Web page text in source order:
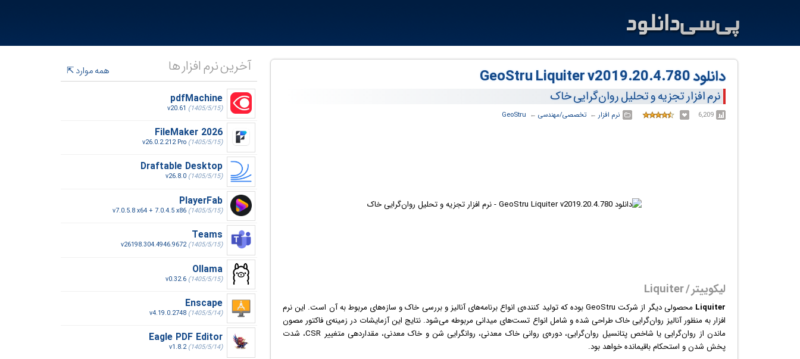
دانلود GeoStru Liquiter v2019.20.4.780
نرم افزار تجزیه و تحلیل روان‌گرایی خاک
6,209 نرم افزار ← ‏تخصصی/مهندسی ← ‏
GeoStru
لیکوییتر / Liquiter
Liquiter محصولی دیگر از شرکت GeoStru بوده که تولید کننده‌ی انواع برنامه‌های آنالیز و بررسی خاک و سازه‌های مربوط به آن است. این
نرم
افزار به منظور آنالیز روان‌گرایی خاک طراحی شده و شامل انواع تست‌های میدانی مربوطه می‌شود. نتایج این آزمایشات در زمینه‌ی فاکتور مصون
ماندن از روان‌گرایی یا شاخص پتانسیل روان‌گرایی، دوره‌ی روانی خاک معدنی، روانگرایی شن و خاک معدنی، مقداردهی متغییر CSR، شدت
پخش شدن و استحکام باقیمانده خواهد بود.
آخرین نرم افزار ها
همه موارد
pdfMachine
v20.61 (1405/5/15)
FileMaker 2026
v26.0.2.212 Pro (1405/5/15)
Draftable Desktop
v26.8.0 (1405/5/15)
PlayerFab
v7.0.5.8 x64 + 7.0.4.5 x86 (1405/5/15)
Teams
v26198.304.4946.9672(1405/5/15)
Ollama
v0.32.6 (1405/5/15)
Enscape
v4.19.0.2748 (1405/5/14)
Eagle PDF Editor
v1.8.2(1405/5/14)